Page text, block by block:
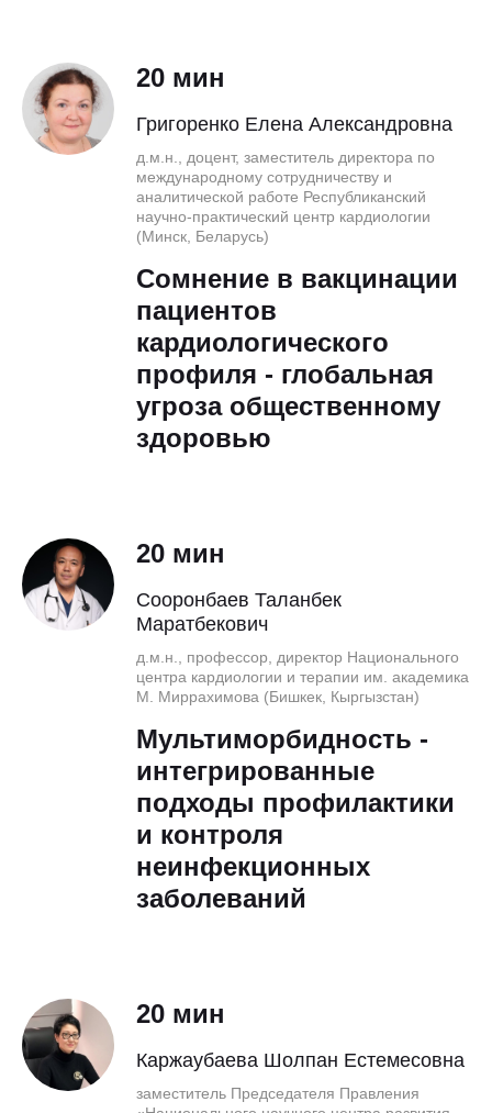
20 мин
Григоренко Елена Александровна
д.м.н., доцент, заместитель директора по
международному сотрудничеству и
аналитической работе Республиканский
научно-практический центр кардиологии
(Минск, Беларусь)
Сомнение в вакцинации
пациентов
кардиологического
профиля - глобальная
угроза общественному
здоровью
20 мин
Сооронбаев Таланбек
Маратбекович
д.м.н., профессор, директор Национального
центра кардиологии и терапии им. академика
М. Миррахимова (Бишкек, Кыргызстан)
Мультиморбидность -
интегрированные
подходы профилактики
и контроля
неинфекционных
заболеваний
20 мин
Каржаубаева Шолпан Естемесовна
заместитель Председателя Правления